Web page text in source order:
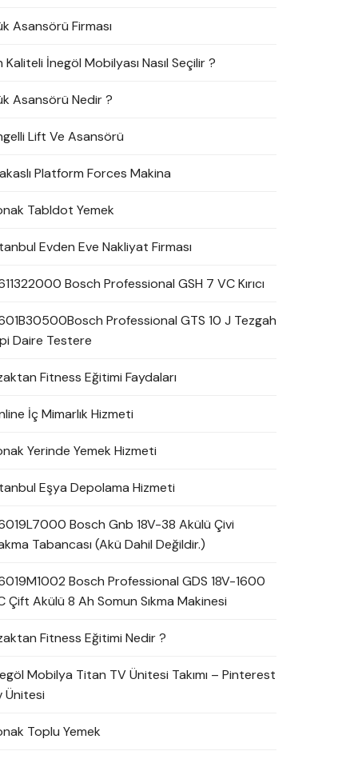
Asansörü Firması
Kaliteli İnegöl Mobilyası Nasıl Seçilir ?
Asansörü Nedir ?
Lift Ve Asansörü
Platform Forces Makina
Tabldot Yemek
Evden Eve Nakliyat Firması
Bosch Professional GSH 7 VC Kırıcı
Professional GTS 10 J Tezgah
Daire Testere
Fitness Eğitimi Faydaları
İç Mimarlık Hizmeti
Yerinde Yemek Hizmeti
Eşya Depolama Hizmeti
Bosch Gnb 18V-38 Akülü Çivi
Tabancası (Akü Dahil Değildir.)
Bosch Professional GDS 18V-1600
Çift Akülü 8 Ah Somun Sıkma Makinesi
Fitness Eğitimi Nedir ?
Mobilya Titan TV Ünitesi Takımı – Pinterest
Ünitesi
Toplu Yemek